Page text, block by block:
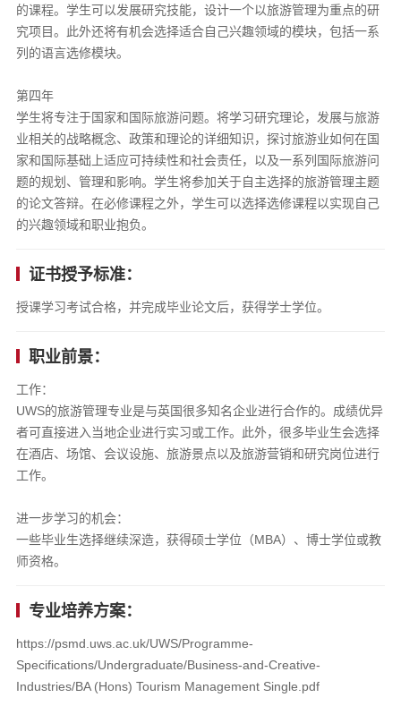
的课程。学生可以发展研究技能，设计一个以旅游管理为重点的研
究项目。此外还将有机会选择适合自己兴趣领域的模块，包括一系
列的语言选修模块。
第四年
学生将专注于国家和国际旅游问题。将学习研究理论，发展与旅游
业相关的战略概念、政策和理论的详细知识，探讨旅游业如何在国
家和国际基础上适应可持续性和社会责任，以及一系列国际旅游问
题的规划、管理和影响。学生将参加关于自主选择的旅游管理主题
的论文答辩。在必修课程之外，学生可以选择选修课程以实现自己
的兴趣领域和职业抱负。
证书授予标准：
授课学习考试合格，并完成毕业论文后，获得学士学位。
职业前景：
工作：
UWS的旅游管理专业是与英国很多知名企业进行合作的。成绩优异
者可直接进入当地企业进行实习或工作。此外，很多毕业生会选择
在酒店、场馆、会议设施、旅游景点以及旅游营销和研究岗位进行
工作。
进一步学习的机会：
一些毕业生选择继续深造，获得硕士学位（MBA）、博士学位或教
师资格。
专业培养方案：
https://psmd.uws.ac.uk/UWS/Programme-
Specifications/Undergraduate/Business-and-Creative-
Industries/BA (Hons) Tourism Management Single.pdf